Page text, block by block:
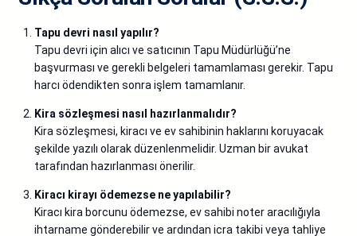
Tapu devri nasıl yapılır?
Tapu devri için alıcı ve satıcının Tapu Müdürlüğü’ne
başvurması ve gerekli belgeleri tamamlaması gerekir. Tapu
harcı ödendikten sonra işlem tamamlanır.
Kira sözleşmesi nasıl hazırlanmalıdır?
Kira sözleşmesi, kiracı ve ev sahibinin haklarını koruyacak
şekilde yazılı olarak düzenlenmelidir. Uzman bir avukat
tarafından hazırlanması önerilir.
Kiracı kirayı ödemezse ne yapılabilir?
Kiracı kira borcunu ödemezse, ev sahibi noter aracılığıyla
ihtarname gönderebilir ve ardından icra takibi veya tahliye